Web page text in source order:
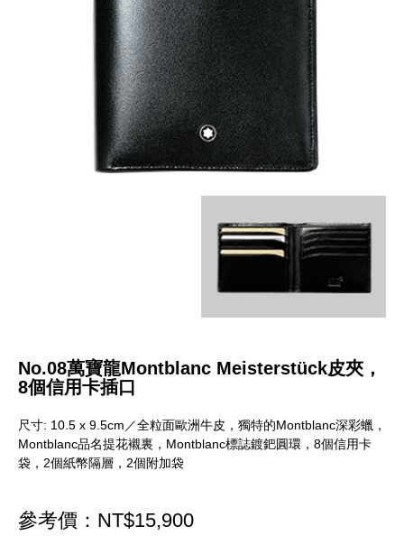
No.08萬寶龍Montblanc Meisterstück皮夾，
8個信用卡插口
尺寸: 10.5 x 9.5cm／全粒面歐洲牛皮，獨特的Montblanc深彩蠟，
Montblanc品名提花襯裏，Montblanc標誌鍍鈀圓環，8個信用卡
袋，2個紙幣隔層，2個附加袋
參考價：NT$15,900